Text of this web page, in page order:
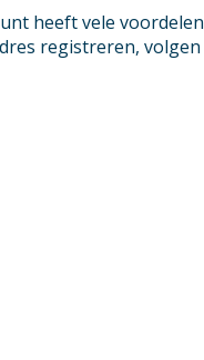
heeft vele
registreren, volgen